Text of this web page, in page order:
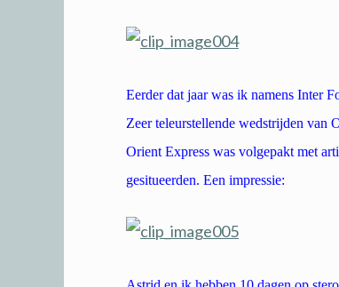
Eerder dat jaar was ik namens Inter
Zeer teleurstellende wedstrijden van
Orient Express was volgepakt met
gesitueerden. Een impressie: